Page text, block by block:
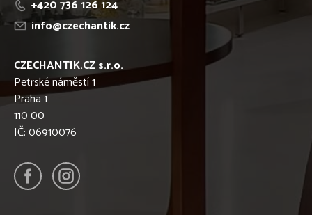
+420 736 126 124
info@czechantik.cz
CZECHANTIK.CZ s.r.o.
Petrské náměstí 1
Praha 1
110 00
IČ: 06910076